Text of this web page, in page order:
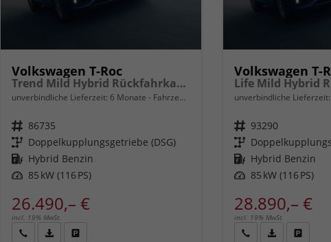
Volkswagen T-Roc
Trend Mild Hybrid Rückfahrkamera Rear Assist, Schlüsselloses Öffnen Keyless Access und schlüsselloser Start, getönte Heckscheiben von der B-Säule bis zum Heck, Metallic, LED-Scheinwerfer Plus, mit Kurvenlicht, Schlechtwetterscheinwerfer vorn, 18" A
unverbindliche Lieferzeit: 6 Monate Fahrzeug mit Tageszulassung
Fahrzeugnr. 86735
Getriebe Doppelkupplungsgetriebe (DSG)
Kraftstoff Hybrid Benzin
Leistung 85 kW (116 PS)
26.490,– €
incl. 19% MwSt.
Volkswagen T-
unverbindliche Lieferzeit:
Fahrzeugnr. 93290
Getriebe
Kraftstoff Hybrid Benzin
Leistung 85 kW (116 PS)
28.890,– €
incl. 19% MwSt.